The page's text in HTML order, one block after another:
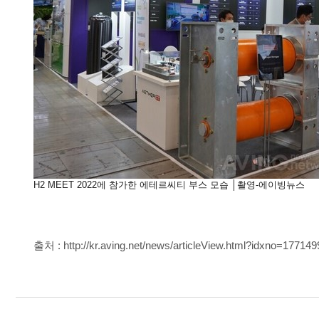
H2 MEET 2022에 참가한 에테르씨티 부스 모습 촬영-에이빙뉴스
출처 : http://kr.aving.net/news/